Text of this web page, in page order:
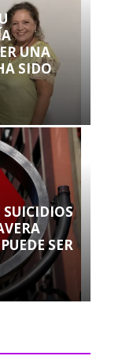
UNA
SIDO
SUICIDIOS
SER